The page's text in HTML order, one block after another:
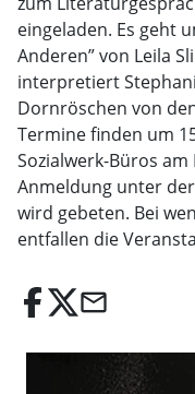
eingeladen. Es geht
Anderen” von Leila
interpretiert
Dornröschen von
Termine finden um
Sozialwerk-Büros
Anmeldung unter
wird gebeten. Bei
entfallen die
email